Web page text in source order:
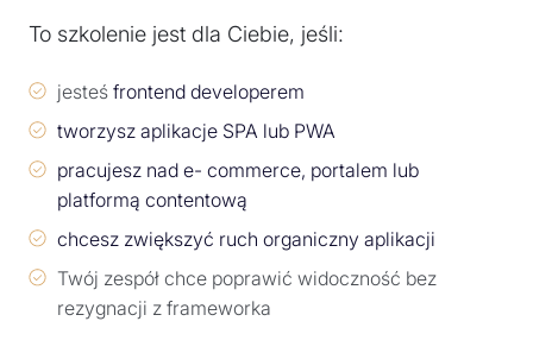
To szkolenie jest dla Ciebie, jeśli:
jesteś frontend developerem
tworzysz aplikacje SPA lub PWA
pracujesz nad e- commerce, portalem lub
platformą contentową
chcesz zwiększyć ruch organiczny aplikacji
Twój zespół chce poprawić widoczność bez
rezygnacji z frameworka